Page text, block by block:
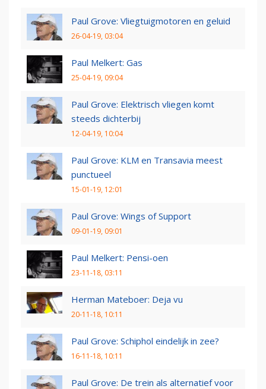
Paul Grove: Vliegtuigmotoren en geluid
26-04-19, 03:04
Paul Melkert: Gas
25-04-19, 09:04
Paul Grove: Elektrisch vliegen komt
steeds dichterbij
12-04-19, 10:04
Paul Grove: KLM en Transavia meest
punctueel
15-01-19, 12:01
Paul Grove: Wings of Support
09-01-19, 09:01
Paul Melkert: Pensi-oen
23-11-18, 03:11
Herman Mateboer: Deja vu
20-11-18, 10:11
Paul Grove: Schiphol eindelijk in zee?
16-11-18, 10:11
Paul Grove: De trein als alternatief voor